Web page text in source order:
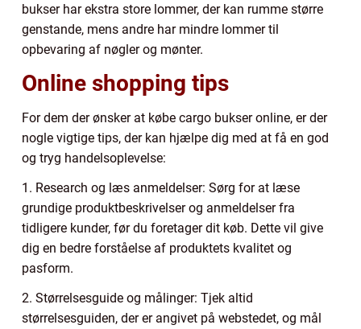
bukser har ekstra store lommer, der kan rumme større
genstande, mens andre har mindre lommer til
opbevaring af nøgler og mønter.
Online shopping tips
For dem der ønsker at købe cargo bukser online, er der
nogle vigtige tips, der kan hjælpe dig med at få en god
og tryg handelsoplevelse:
1. Research og læs anmeldelser: Sørg for at læse
grundige produktbeskrivelser og anmeldelser fra
tidligere kunder, før du foretager dit køb. Dette vil give
dig en bedre forståelse af produktets kvalitet og
pasform.
2. Størrelsesguide og målinger: Tjek altid
størrelsesguiden, der er angivet på webstedet, og mål